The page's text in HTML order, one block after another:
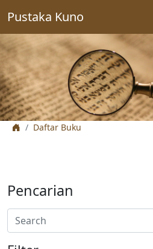
Pustaka Kuno
Daftar Buku
Pencarian